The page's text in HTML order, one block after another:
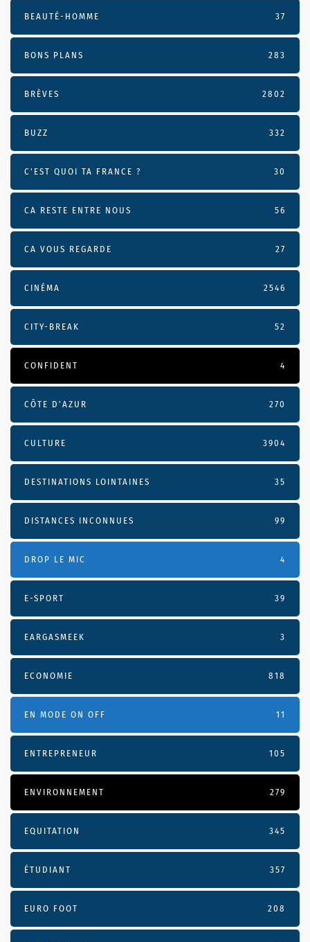
BEAUTÉ-HOMME 37
BONS PLANS 283
BRÈVES 2802
BUZZ 332
C'EST QUOI TA FRANCE ? 30
CA RESTE ENTRE NOUS 56
CA VOUS REGARDE 27
CINÉMA 2546
CITY-BREAK 52
CONFIDENT 4
CÔTE D’AZUR 270
CULTURE 3904
DESTINATIONS LOINTAINES 35
DISTANCES INCONNUES 99
DROP LE MIC 4
E-SPORT 39
EARGASMEEK 3
ECONOMIE 818
EN MODE ON OFF 11
ENTREPRENEUR 105
ENVIRONNEMENT 279
EQUITATION 345
ÉTUDIANT 357
EURO FOOT 208